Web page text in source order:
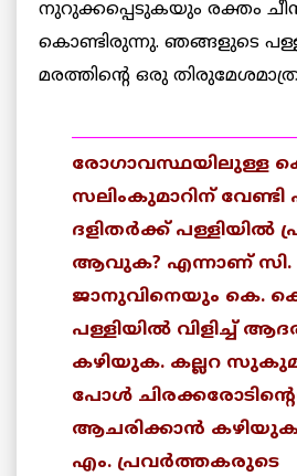
നുറുക്കപ്പെടുകയും രക്തം
കൊണ്ടിരുന്നു. ഞങ്ങളുടെ
മരത്തിന്റെ ഒരു
രോഗാവസ്ഥയിലുള്ള
സലിംകുമാറിന്
ദളിതര്‍ക്ക് പള്ളിയില്‍
ആവുക? എന്നാണ് സി.
ജാനുവിനെയും കെ.
പള്ളിയില്‍ വിളിച്ച്
കഴിയുക. കല്ലറ
പോള്‍
ആചരിക്കാന്‍
എം. പ്രവര്‍ത്തകരുടെ